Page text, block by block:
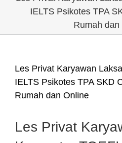
IELTS Psikotes TPA
Rumah dan
Les Privat Karyawan
IELTS Psikotes TPA SKD
Rumah dan Online
Les Privat